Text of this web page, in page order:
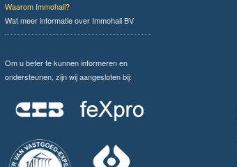
Waarom Immohali?
Wat meer informatie over Immohali BV
Om u beter te kunnen informeren en
ondersteunen, zijn wij aangesloten bij: